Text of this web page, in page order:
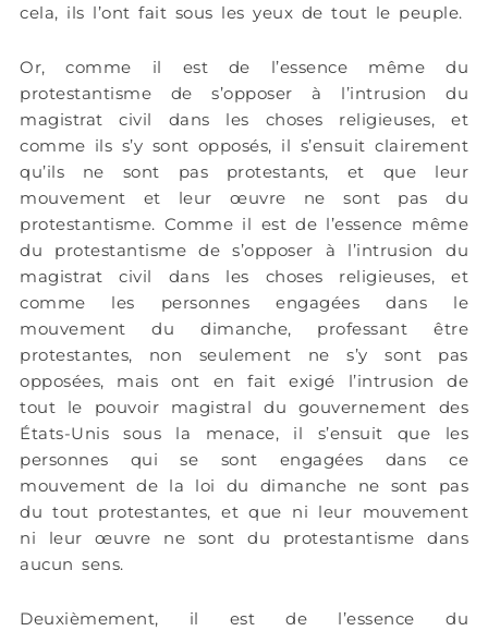
cela, ils l’ont fait sous les yeux de tout le peuple.
Or, comme il est de l’essence même du
protestantisme de s’opposer à l’intrusion du
magistrat civil dans les choses religieuses, et
comme ils s’y sont opposés, il s’ensuit clairement
qu’ils ne sont pas protestants, et que leur
mouvement et leur œuvre ne sont pas du
protestantisme. Comme il est de l’essence même
du protestantisme de s’opposer à l’intrusion du
magistrat civil dans les choses religieuses, et
comme les personnes engagées dans le
mouvement du dimanche, professant être
protestantes, non seulement ne s’y sont pas
opposées, mais ont en fait exigé l’intrusion de
tout le pouvoir magistral du gouvernement des
États-Unis sous la menace, il s’ensuit que les
personnes qui se sont engagées dans ce
mouvement de la loi du dimanche ne sont pas
du tout protestantes, et que ni leur mouvement
ni leur œuvre ne sont du protestantisme dans
aucun sens.
Deuxièmement, il est de l’essence du